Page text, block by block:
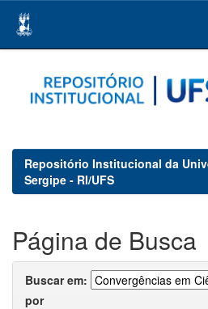
navigation
Repositório Institucional da
Sergipe - RI/UFS
Página de Busca
Buscar em:
por